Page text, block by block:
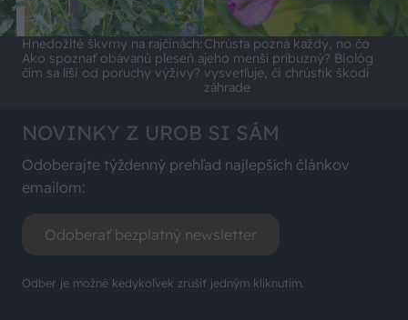
Hnedožlté škvrny na rajčinách:
Ako spoznať obávanú pleseň a
čím sa líši od poruchy výživy?
Chrústa pozná každý, no čo
jeho menší príbuzný? Biológ
vysvetľuje, či chrústik škodí
záhrade
NOVINKY Z UROB SI SÁM
Odoberajte týždenný prehľad najlepších článkov
emailom:
Odoberať bezplatný newsletter
Odber je možné kedykoľvek zrušiť jedným kliknutím.